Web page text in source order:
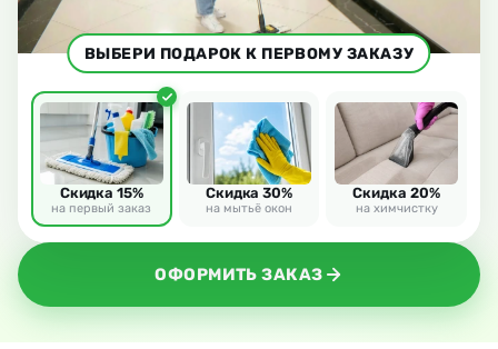
ОФОРМИТЬ ЗАКАЗ
ВЫБЕРИ ПОДАРОК К ПЕРВОМУ ЗАКАЗУ
Скидка 15%
на первый заказ
Скидка 30%
на мытьё окон
Скидка 20%
на химчистку